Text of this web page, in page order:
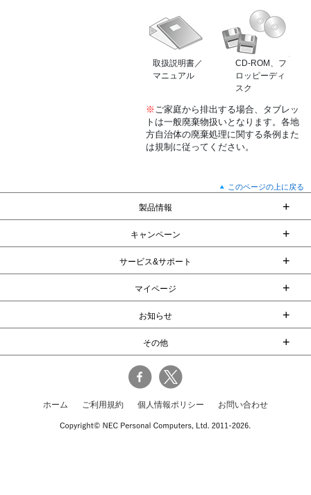
取扱説明書／
マニュアル
CD-ROM、フ
ロッピーディ
スク
※ ご家庭から排出する場合、タブレッ
トは一般廃棄物扱いとなります。各地
方自治体の廃棄処理に関する条例また
は規制に従ってください。
このページの上に戻る
製品情報 +
キャンペーン +
サービス&サポート +
マイページ +
お知らせ +
その他 +
ホーム ご利用規約 個人情報ポリシー お問い合わせ